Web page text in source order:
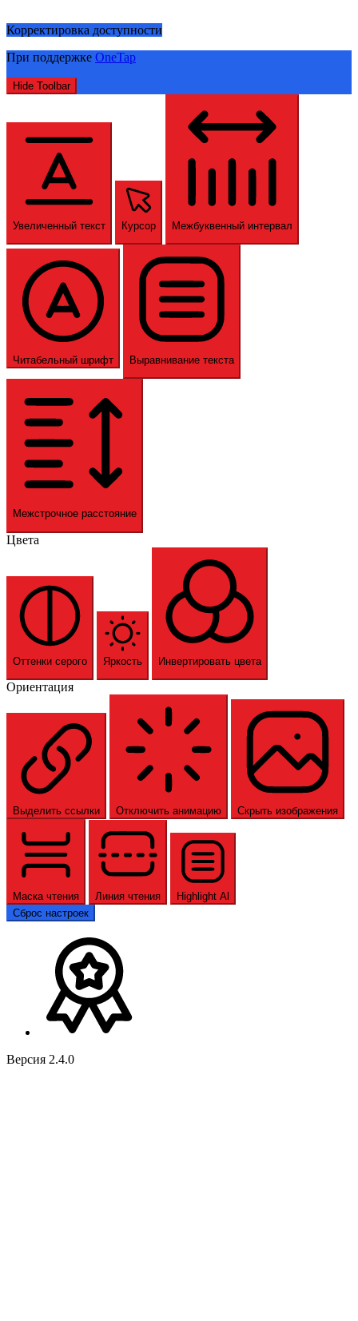
Корректировка доступности
При поддержке OneTap
Hide Toolbar
Увеличенный текст Курсор Межбуквенный интервал
Читабельный шрифт Выравнивание текста
Межстрочное расстояние
Цвета
Оттенки серого Яркость Инвертировать цвета
Ориентация
Выделить ссылки Отключить анимацию Скрыть изображения
Маска чтения Линия чтения
Highlight Al
Сброс настроек
Версия 2.4.0